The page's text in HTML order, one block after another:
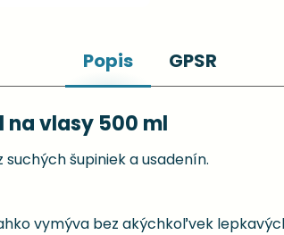
Popis GPSR
na vlasy 500 ml
šupiniek a usadenín.
vymýva bez akýchkoľvek